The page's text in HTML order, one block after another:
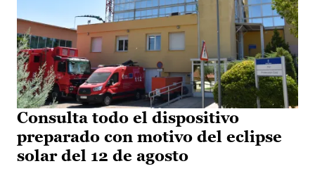
Consulta todo el dispositivo
preparado con motivo del eclipse
solar del 12 de agosto